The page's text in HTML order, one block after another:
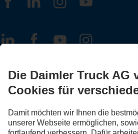
FOLLOW THE ROADSTARS.
Tausche jetzt Erfahrungen mit